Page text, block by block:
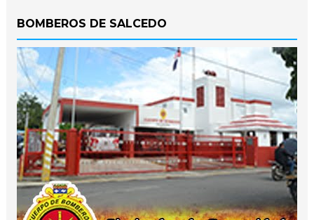
BOMBEROS DE SALCEDO